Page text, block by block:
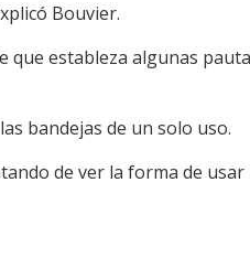
Bouvier.
estableza algunas
bandejas de un solo uso.
de ver la forma de